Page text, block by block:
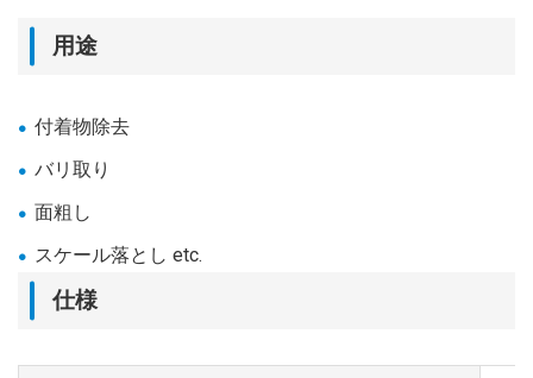
用途
付着物除去
バリ取り
面粗し
スケール落とし etc.
仕様